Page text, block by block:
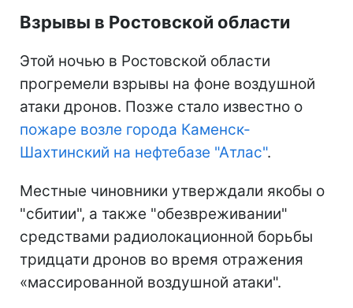
Взрывы в Ростовской области
Этой ночью в Ростовской области
прогремели взрывы на фоне воздушной
атаки дронов. Позже стало известно о
пожаре возле города Каменск-
Шахтинский на нефтебазе "Атлас".
Местные чиновники утверждали якобы о
"сбитии", а также "обезвреживании"
средствами радиолокационной борьбы
тридцати дронов во время отражения
«массированной воздушной атаки".